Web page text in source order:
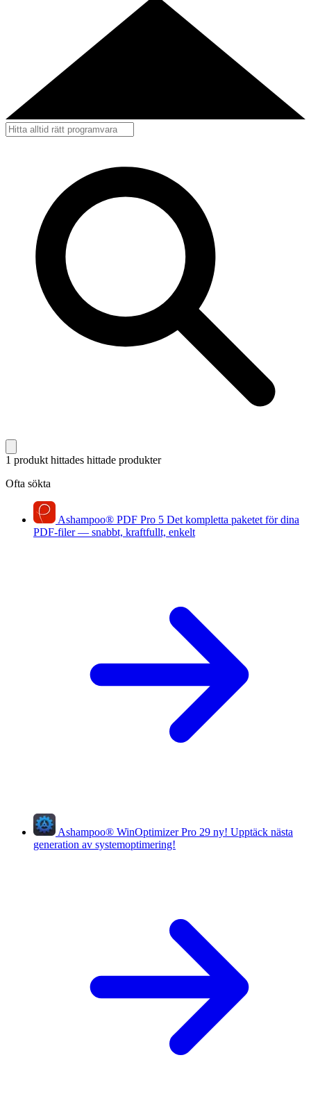
1 produkt hittades hittade produkter
Ofta sökta
Ashampoo® PDF Pro 5 Det kompletta paketet för dina
PDF-filer — snabbt, kraftfullt, enkelt
Ashampoo® WinOptimizer Pro 29 ny! Upptäck nästa
generation av systemoptimering!